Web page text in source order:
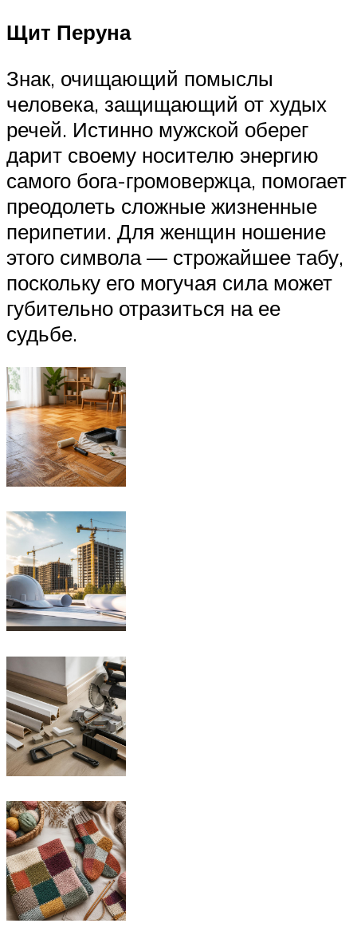
Щит Перуна
Знак, очищающий помыслы
человека, защищающий от худых
речей. Истинно мужской оберег
дарит своему носителю энергию
самого бога-громовержца, помогает
преодолеть сложные жизненные
перипетии. Для женщин ношение
этого символа — строжайшее табу,
поскольку его могучая сила может
губительно отразиться на ее
судьбе.